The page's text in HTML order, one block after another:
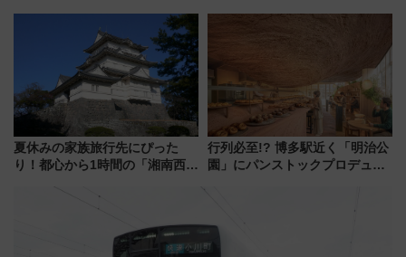
帰りお出かけ最新情報（2026年
7月17日～開催）
夏休みの家族旅行先にぴった
り！都心から1時間の「湘南西エ
島とは異なる魅力を持つ今夏の
行列必至!? 博多駅近く「明治公
園」にパンストックプロデュー